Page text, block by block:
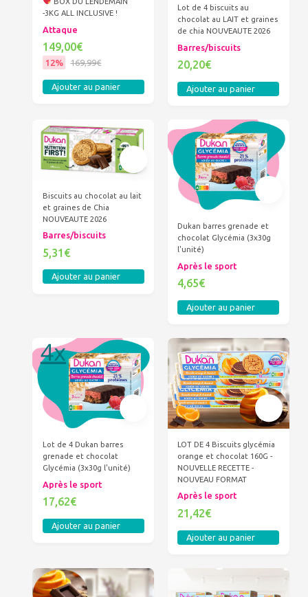
-3KG ALL INCLUSIVE !
Attaque
149,00€
12% 169,99€
Ajouter au panier
Lot de 4 biscuits au
chocolat au LAIT et graines
de chia NOUVEAUTE 2026
Barres/biscuits
20,20€
Ajouter au panier
Biscuits au chocolat au lait
et graines de Chia
NOUVEAUTE 2026
Barres/biscuits
5,31€
Ajouter au panier
Dukan barres grenade et
chocolat Glycémia (3x30g
l'unité)
Après le sport
4,65€
Ajouter au panier
Lot de 4 Dukan barres
grenade et chocolat
Glycémia (3x30g l'unité)
Après le sport
17,62€
Ajouter au panier
LOT DE 4 Biscuits glycémia
orange et chocolat 160G -
NOUVELLE RECETTE -
NOUVEAU FORMAT
Après le sport
21,42€
Ajouter au panier